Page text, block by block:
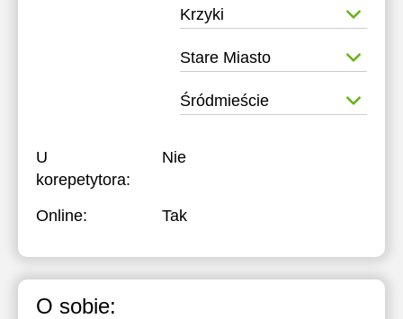
Krzyki
Stare Miasto
Śródmieście
U
korepetytora:
Nie
Online: Tak
O sobie: